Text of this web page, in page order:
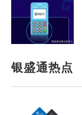
银盛通热点